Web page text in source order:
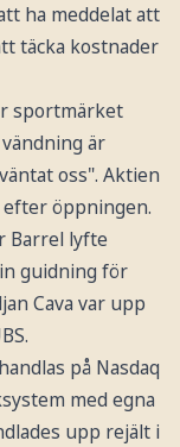
ha meddelat att
täcka kostnader
sportmärket
är
oss". Aktien
öppningen.
Barrel lyfte
guidning för
Cava var upp
på Nasdaq
med egna
upp rejält i